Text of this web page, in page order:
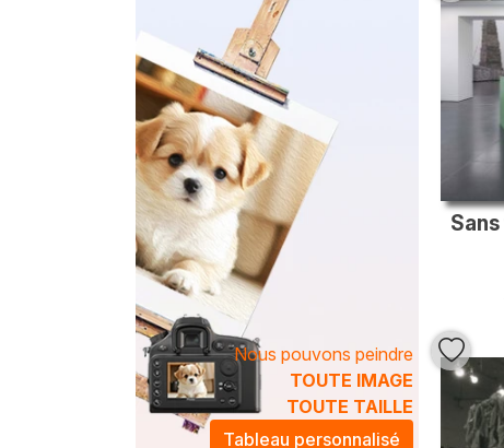
Nous pouvons peindre
TOUTE IMAGE
TOUTE TAILLE
Tableau personnalisé